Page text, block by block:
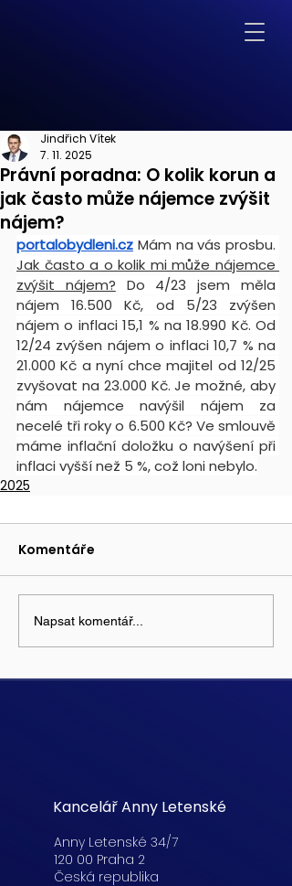
Právní poradna: O kolik korun a
jak často může nájemce zvýšit
nájem?
Jindřich Vítek
7. 11. 2025
portalobydleni.cz
Jak často a o kolik mi může nájemce
zvýšit nájem? Do 4/23 jsem měla
nájem 16.500 Kč, od 5/23 zvýšen
nájem o inflaci 15,1 % na 18.990 Kč. Od
12/24 zvýšen nájem o inflaci 10,7 % na
21.000 Kč a nyní chce majitel od 12/25
zvyšovat na 23.000 Kč. Je možné, aby
nám nájemce navýšil nájem za
necelé tři roky o 6.500 Kč? Ve smlouvě
máme inflační doložku o navýšení při
inflaci vyšší než 5 %, což loni nebylo.
2025
Komentáře
Napsat komentář...
Kancelář Anny Letenské
Anny Letenské 34/7
120 00 Praha 2
Česká republika